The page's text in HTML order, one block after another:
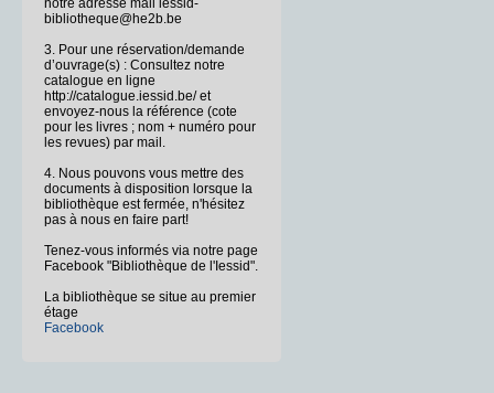
notre adresse mail iessid-
bibliotheque@he2b.be
3. Pour une réservation/demande
d’ouvrage(s) : Consultez notre
catalogue en ligne
http://catalogue.iessid.be/ et
envoyez-nous la référence (cote
pour les livres ; nom + numéro pour
les revues) par mail.
4. Nous pouvons vous mettre des
documents à disposition lorsque la
bibliothèque est fermée, n'hésitez
pas à nous en faire part!
Tenez-vous informés via notre page
Facebook "Bibliothèque de l'Iessid".
La bibliothèque se situe au premier
étage
Facebook